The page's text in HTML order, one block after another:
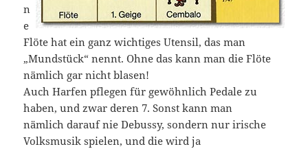
n
e
Flöte hat ein ganz wichtiges Utensil, das man
„Mundstück“ nennt. Ohne das kann man die Flöte
nämlich gar nicht blasen!
Auch Harfen pflegen für gewöhnlich Pedale zu
haben, und zwar deren 7. Sonst kann man
nämlich darauf nie Debussy, sondern nur irische
Volksmusik spielen, und die wird ja